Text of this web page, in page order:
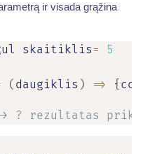
ir visada grąžina
skaitiklis =
5
( daugiklis ) => {
? rezultatas